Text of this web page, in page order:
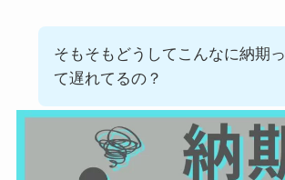
そもそもどうしてこんなに納期っ
て遅れてるの？